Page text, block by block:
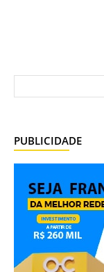
PUBLICIDADE